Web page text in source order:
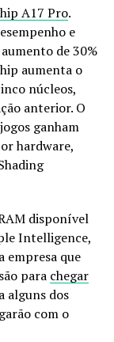
A17 Pro.
e
de 30%
aumenta o
núcleos,
anterior. O
ganham
hardware,
disponível
Intelligence,
empresa que
para chegar
alguns dos
com o